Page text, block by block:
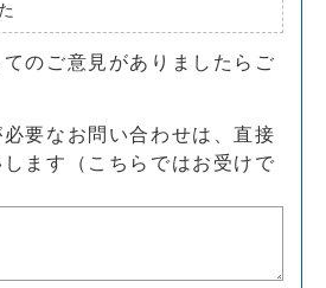
のご意見がありましたらご
必要なお問い合わせは、直接
ます（こちらではお受けで